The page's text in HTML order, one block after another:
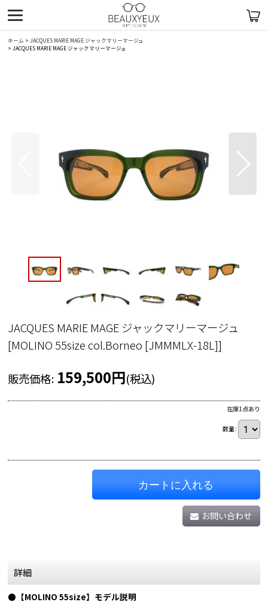
ホーム > JACQUES MARIE MAGE ジャックマリーマージュ
> JACQUES MARIE MAGE ジャックマリーマージュ
JACQUES MARIE MAGE ジャックマリーマージュ
[MOLINO 55size col.Borneo [JMMMLX-18L]]
販売価格: 159,500円(税込)
在庫1点あり
数量:
カートに入れる
お問い合わせ
詳細
●【MOLINO 55size】モデル説明